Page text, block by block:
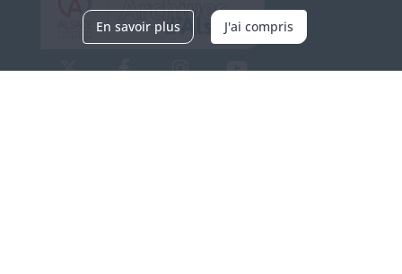
En savoir plus J'ai compris